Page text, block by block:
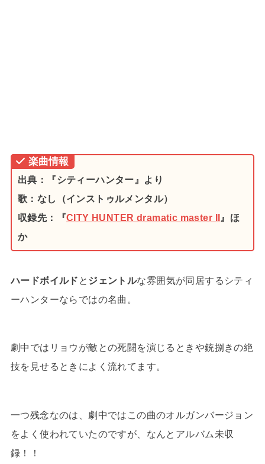
楽曲情報
出典：『シティーハンター』より
歌：なし（インストゥルメンタル）
収録先：『CITY HUNTER dramatic master II 』ほ
か
ハードボイルド と ジェントルな雰囲気が同居するシティ
ーハンターならではの名曲。
劇中ではリョウが敵との死闘を演じるときや銃捌きの絶
技を見せるときによく流れてます。
一つ残念なのは、劇中ではこの曲のオルガンバージョン
をよく使われていたのですが、なんとアルバム未収
録！！